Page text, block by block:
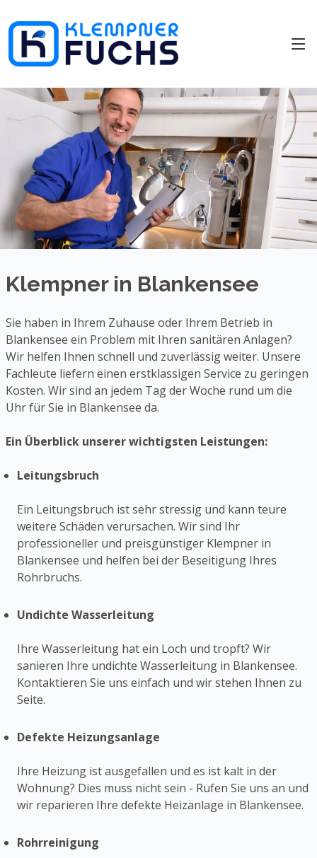
Klempner in Blankensee
Sie haben in Ihrem Zuhause oder Ihrem Betrieb in
Blankensee ein Problem mit Ihren sanitären Anlagen?
Wir helfen Ihnen schnell und zuverlässig weiter. Unsere
Fachleute liefern einen erstklassigen Service zu geringen
Kosten. Wir sind an jedem Tag der Woche rund um die
Uhr für Sie in Blankensee da.
Ein Überblick unserer wichtigsten Leistungen:
Leitungsbruch
Ein Leitungsbruch ist sehr stressig und kann teure
weitere Schäden verursachen. Wir sind Ihr
professioneller und preisgünstiger Klempner in
Blankensee und helfen bei der Beseitigung Ihres
Rohrbruchs.
Undichte Wasserleitung
Ihre Wasserleitung hat ein Loch und tropft? Wir
sanieren Ihre undichte Wasserleitung in Blankensee.
Kontaktieren Sie uns einfach und wir stehen Ihnen zu
Seite.
Defekte Heizungsanlage
Ihre Heizung ist ausgefallen und es ist kalt in der
Wohnung? Dies muss nicht sein - Rufen Sie uns an und
wir reparieren Ihre defekte Heizanlage in Blankensee.
Rohrreinigung